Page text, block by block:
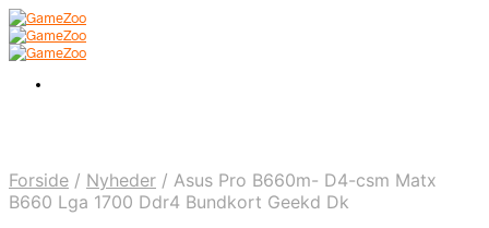
Forside / Nyheder / Asus Pro B660m- D4-csm Matx
B660 Lga 1700 Ddr4 Bundkort Geekd Dk